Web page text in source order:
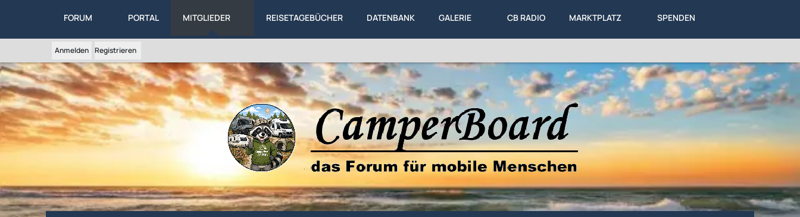
FORUM PORTAL MITGLIEDER REISETAGEBÜCHER DATENBANK GALERIE CB RADIO MARKTPLATZ SPENDEN
Anmelden Registrieren